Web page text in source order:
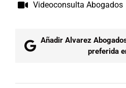
Videoconsulta Abogados
Añadir Alvarez
preferida